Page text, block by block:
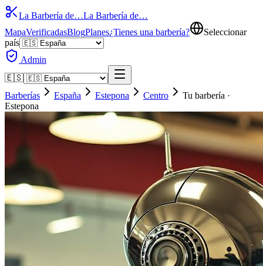
La Barbería de…La Barbería de…
MapaVerificadasBlogPlanes¿Tienes una barbería?
Seleccionar
país
Admin
🇪🇸
Barberías
España Estepona Centro
Tu barbería ·
Estepona